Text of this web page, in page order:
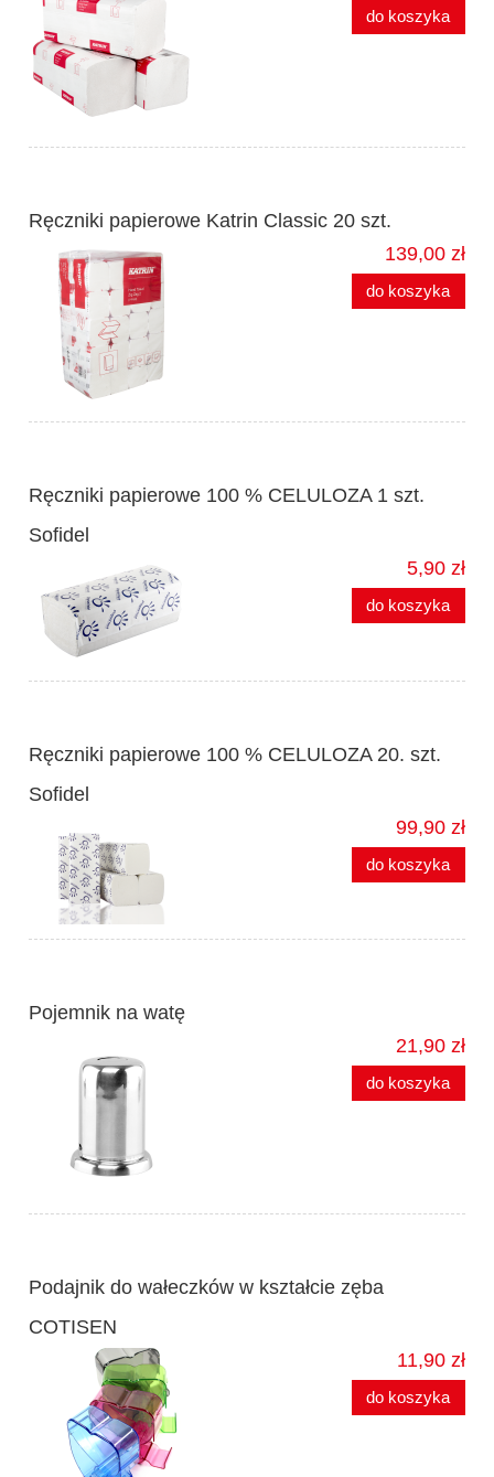
do koszyka
Ręczniki papierowe Katrin Classic 20 szt.
139,00 zł
do koszyka
Ręczniki papierowe 100 % CELULOZA 1 szt.
Sofidel
5,90 zł
do koszyka
Ręczniki papierowe 100 % CELULOZA 20. szt.
Sofidel
99,90 zł
do koszyka
Pojemnik na watę
21,90 zł
do koszyka
Podajnik do wałeczków w kształcie zęba
COTISEN
11,90 zł
do koszyka